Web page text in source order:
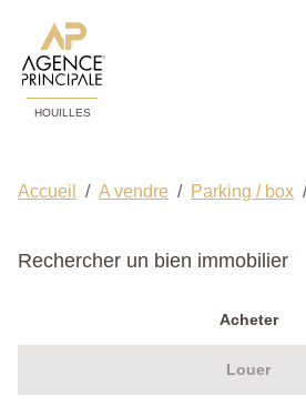
HOUILLES
Accueil A vendre Parking / box
Rechercher un bien immobilier
Acheter
Louer